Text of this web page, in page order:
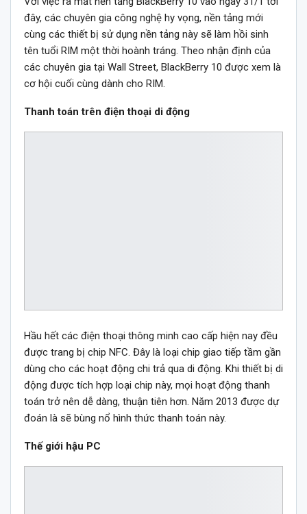
đây, các chuyên gia công nghệ hy vọng, nền tảng mới
cùng các thiết bị sử dụng nền tảng này sẽ làm hồi sinh
tên tuổi RIM một thời hoành tráng. Theo nhận định của
các chuyên gia tại Wall Street, BlackBerry 10 được xem là
cơ hội cuối cùng dành cho RIM.
Thanh toán trên điện thoại di động
Hầu hết các điện thoại thông minh cao cấp hiện nay đều
được trang bị chip NFC. Đây là loại chip giao tiếp tầm gần
dùng cho các hoạt động chi trả qua di động. Khi thiết bị di
động được tích hợp loại chip này, mọi hoạt động thanh
toán trở nên dễ dàng, thuận tiên hơn. Năm 2013 được dự
đoán là sẽ bùng nổ hình thức thanh toán này.
Thế giới hậu PC